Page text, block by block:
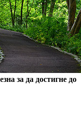
за да достигне до